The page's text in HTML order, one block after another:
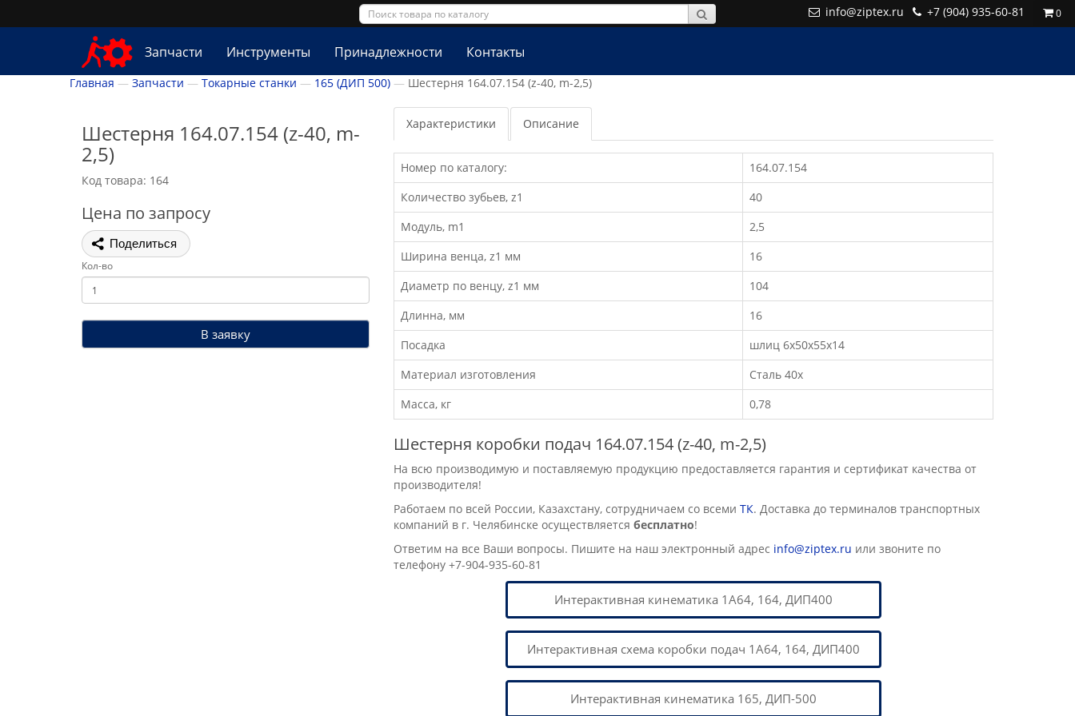
info@ziptex.ru +7 (904) 935-60-81 0
Запчасти Инструменты Принадлежности Контакты
Главная Запчасти Токарные станки 165 (ДИП 500) Шестерня 164.07.154 (z-40, m-2,5)
Шестерня 164.07.154 (z-40, m-
2,5)
Код товара: 164
Цена по запросу
Поделиться
Кол-во
В заявку
Характеристики Описание
Номер по каталогу:
164.07.154
Количество зубьев, z1
40
Модуль, m1
2,5
Ширина венца, z1 мм
16
Диаметр по венцу, z1 мм
104
Длинна, мм
16
Посадка
шлиц 6х50х55х14
Материал изготовления
Сталь 40х
Масса, кг
0,78
Шестерня коробки подач 164.07.154 (z-40, m-2,5)
На всю производимую и поставляемую продукцию предоставляется гарантия и сертификат качества от
производителя!
Работаем по всей России, Казахстану, сотрудничаем со всеми ТК. Доставка до терминалов транспортных
компаний в г. Челябинске осуществляется бесплатно!
Ответим на все Ваши вопросы. Пишите на наш электронный адрес info@ziptex.ru или звоните по
телефону +7-904-935-60-81
Интерактивная кинематика 1А64, 164, ДИП400
Интерактивная схема коробки подач 1А64, 164, ДИП400
Интерактивная кинематика 165, ДИП-500